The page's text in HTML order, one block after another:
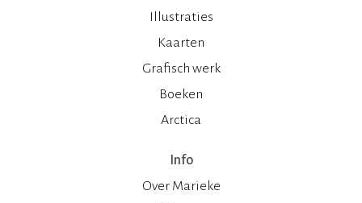
Illustraties
Kaarten
Grafisch werk
Boeken
Arctica
Info
Over Marieke